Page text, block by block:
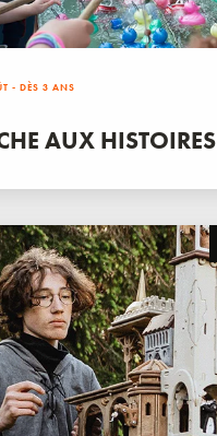
- DÈS 3 ANS
AUX HISTOIRES